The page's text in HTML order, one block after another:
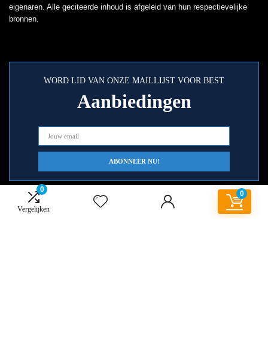
0
Vergelijken
0
eigenaren. Alle geciteerde inhoud is afgeleid van hun respectievelijke
bronnen.
WORD LID VAN ONZE MAILLIJST VOOR BEST
Aanbiedingen